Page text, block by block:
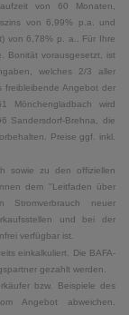
von 60 Monaten,
von 6,99% p.a. und
von 6,78% p. a.. Für Ihre
Bonität vorausgesetzt, ist
welches 2/3 aller
Angebot der
Mönchengladbach wird
Sandersdorf-Brehna, die
Preise ggf. inkl.
sowie zu den offiziellen
dem "Leitfaden über
Stromverbrauch neuer
und bei der
verfügbar ist.
einkalkuliert. Die BAFA-
gezahlt werden.
bzw. Beispiele des
Angebot abweichen.